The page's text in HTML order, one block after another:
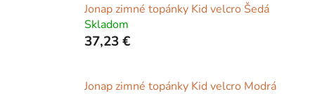
Jonap zimné topánky Kid velcro Šedá
Skladom
37,23 €
Jonap zimné topánky Kid velcro Modrá